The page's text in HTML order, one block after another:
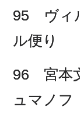
95 ヴィ
ル便り
96 宮本
ュマノ